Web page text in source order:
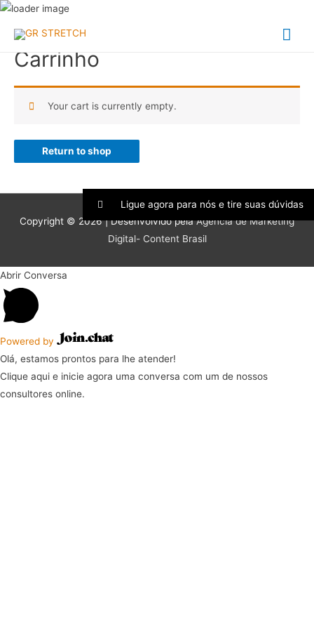
Carrinho
Your cart is currently empty.
Return to shop
Copyright © 2026 | Desenvolvido pelaAgência de Marketing
Digital- Content Brasil
Ligue agora para nós e tire suas dúvidas
Abrir Conversa
Powered by
Olá, estamos prontos para lhe atender!
Clique aqui e inicie agora uma conversa com um de nossos
consultores online.